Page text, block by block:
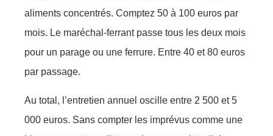
aliments concentrés. Comptez 50 à 100 euros par
mois. Le maréchal-ferrant passe tous les deux mois
pour un parage ou une ferrure. Entre 40 et 80 euros
par passage.
Au total, l’entretien annuel oscille entre 2 500 et 5
000 euros. Sans compter les imprévus comme une